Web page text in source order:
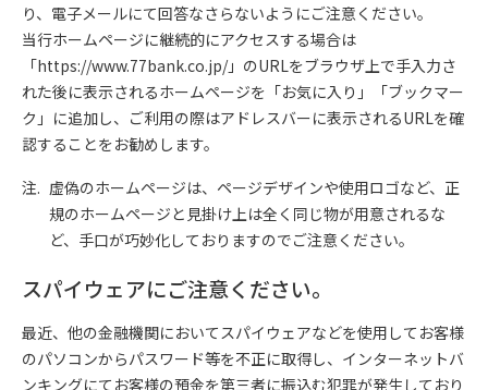
り、電子メールにて回答なさらないようにご注意ください。
当行ホームページに継続的にアクセスする場合は
「https://www.77bank.co.jp/」のURLをブラウザ上で手入力さ
れた後に表示されるホームページを「お気に入り」「ブックマー
ク」に追加し、ご利用の際はアドレスバーに表示されるURLを確
認することをお勧めします。
虚偽のホームページは、ページデザインや使用ロゴなど、正
規のホームページと見掛け上は全く同じ物が用意されるな
ど、手口が巧妙化しておりますのでご注意ください。
スパイウェアにご注意ください。
最近、他の金融機関においてスパイウェアなどを使用してお客様
のパソコンからパスワード等を不正に取得し、インターネットバ
ンキングにてお客様の預金を第三者に振込む犯罪が発生しており